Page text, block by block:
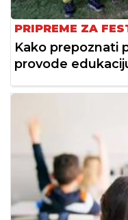
PRIPREME ZA
Kako prepoznati
provode